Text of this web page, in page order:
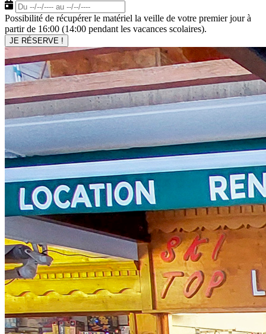
Possibilité de récupérer le matériel la veille de votre premier jour à
partir de 16:00 (14:00 pendant les vacances scolaires).
JE RÉSERVE !